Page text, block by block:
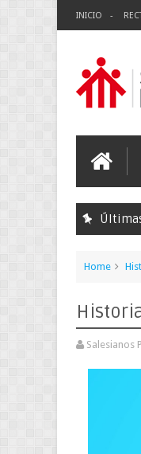
INICIO
Home
Salesianos